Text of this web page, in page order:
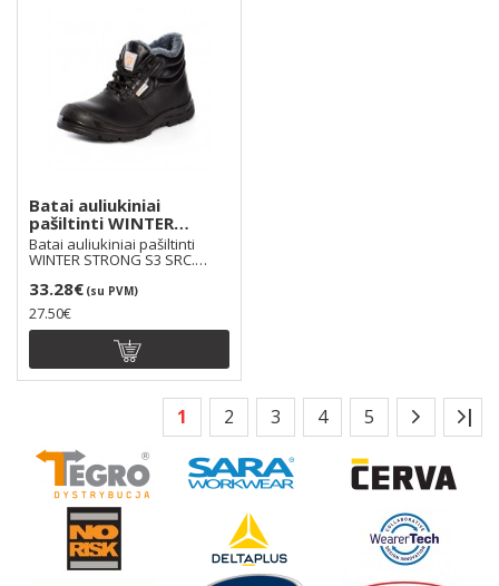
Batai auliukiniai
pašiltinti WINTER
STRONG S3 SRC
Batai auliukiniai pašiltinti
WINTER STRONG S3 SRC.
33.28€ (su PVM)
27.50€
1 2 3 4 5 |